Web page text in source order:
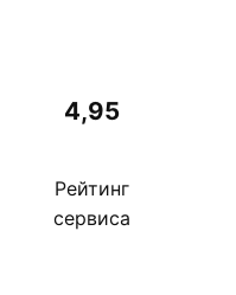
4,95
Рейтинг
сервиса